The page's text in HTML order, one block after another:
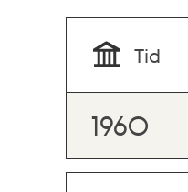
Tid
1960